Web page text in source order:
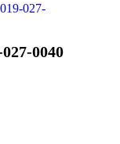
0040